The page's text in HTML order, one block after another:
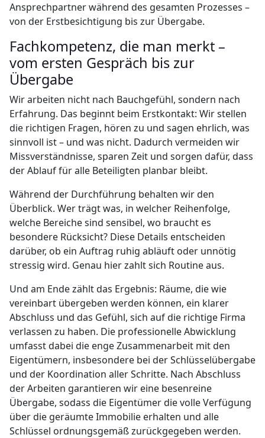
Ansprechpartner während des gesamten Prozesses –
von der Erstbesichtigung bis zur Übergabe.
Fachkompetenz, die man merkt –
vom ersten Gespräch bis zur
Übergabe
Wir arbeiten nicht nach Bauchgefühl, sondern nach
Erfahrung. Das beginnt beim Erstkontakt: Wir stellen
die richtigen Fragen, hören zu und sagen ehrlich, was
sinnvoll ist – und was nicht. Dadurch vermeiden wir
Missverständnisse, sparen Zeit und sorgen dafür, dass
der Ablauf für alle Beteiligten planbar bleibt.
Während der Durchführung behalten wir den
Überblick. Wer trägt was, in welcher Reihenfolge,
welche Bereiche sind sensibel, wo braucht es
besondere Rücksicht? Diese Details entscheiden
darüber, ob ein Auftrag ruhig abläuft oder unnötig
stressig wird. Genau hier zahlt sich Routine aus.
Und am Ende zählt das Ergebnis: Räume, die wie
vereinbart übergeben werden können, ein klarer
Abschluss und das Gefühl, sich auf die richtige Firma
verlassen zu haben. Die professionelle Abwicklung
umfasst dabei die enge Zusammenarbeit mit den
Eigentümern, insbesondere bei der Schlüsselübergabe
und der Koordination aller Schritte. Nach Abschluss
der Arbeiten garantieren wir eine besenreine
Übergabe, sodass die Eigentümer die volle Verfügung
über die geräumte Immobilie erhalten und alle
Schlüssel ordnungsgemäß zurückgegeben werden.